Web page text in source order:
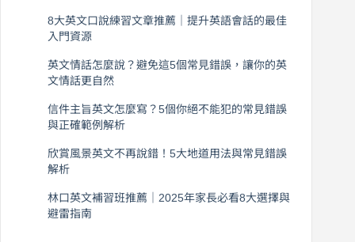
8大英文口說練習文章推薦｜提升英語會話的最佳
入門資源
英文情話怎麼說？避免這5個常見錯誤，讓你的英
文情話更自然
信件主旨英文怎麼寫？5個你絕不能犯的常見錯誤
與正確範例解析
欣賞風景英文不再說錯！5大地道用法與常見錯誤
解析
林口英文補習班推薦｜2025年家長必看8大選擇與
避雷指南